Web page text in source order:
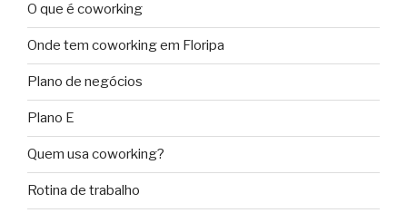
O que é coworking
Onde tem coworking em Floripa
Plano de negócios
Plano E
Quem usa coworking?
Rotina de trabalho